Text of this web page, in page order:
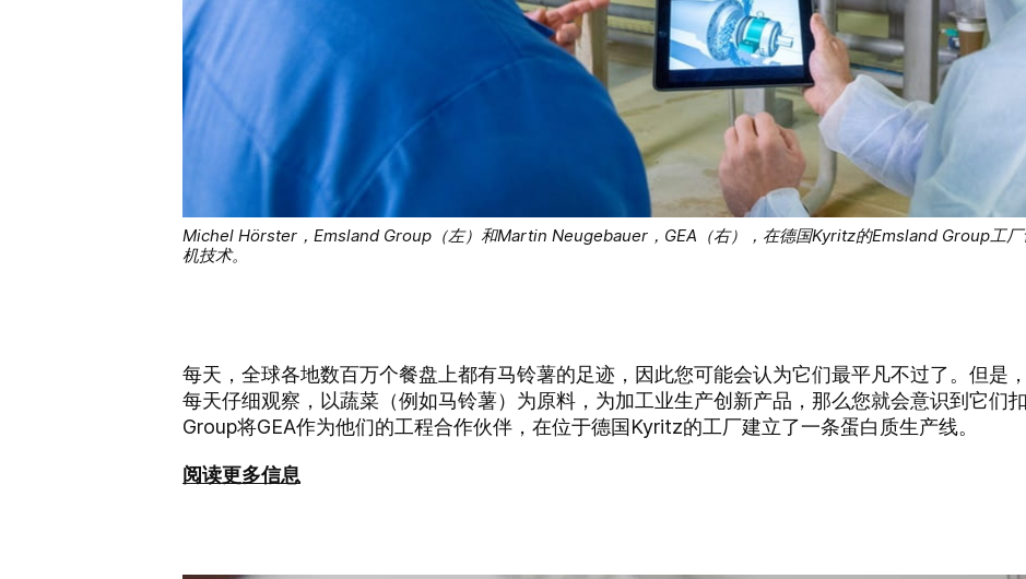
Michel Hörster，Emsland Group（左）和Martin Neugebauer，GEA（右），在德国Kyritz的Emsland Group工厂
机技术。
每天，全球各地数百万个餐盘上都有马铃薯的足迹，因此您可能会认为它们最平凡不过了。但是
每天仔细观察，以蔬菜（例如马铃薯）为原料，为加工业生产创新产品，那么您就会意识到它们
Group将GEA作为他们的工程合作伙伴，在位于德国Kyritz的工厂建立了一条蛋白质生产线。
阅读更多信息